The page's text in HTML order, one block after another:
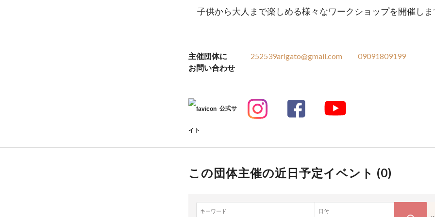
子供から大人まで楽しめる様々なワークショップを開催しま
主催団体に
お問い合わせ
252539arigato@gmail.com 09091809199
公式サ
イト
この団体主催の近日予定イベント (0)
キーワード 日付